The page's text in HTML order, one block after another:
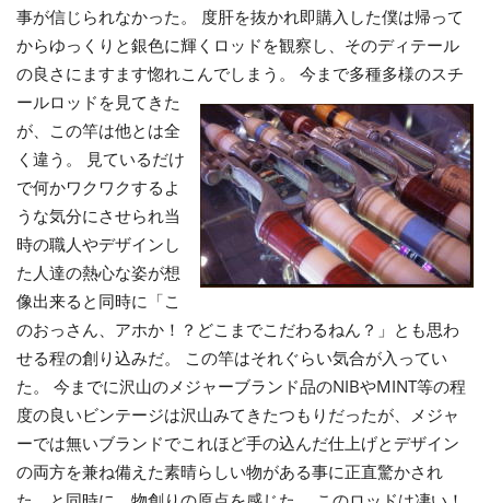
事が信じられなかった。 度肝を抜かれ即購入した僕は帰って
からゆっくりと銀色に輝くロッドを観察し、そのディテール
の良さにますます惚れこんでしまう。 今まで多種多様のスチ
ールロッドを見てきた
が、この竿は他とは全
く違う。 見ているだけ
で何かワクワクするよ
うな気分にさせられ当
時の職人やデザインし
た人達の熱心な姿が想
像出来ると同時に「こ
のおっさん、アホか！？どこまでこだわるねん？」とも思わ
せる程の創り込みだ。 この竿はそれぐらい気合が入ってい
た。 今までに沢山のメジャーブランド品のNIBやMINT等の程
度の良いビンテージは沢山みてきたつもりだったが、メジャ
ーでは無いブランドでこれほど手の込んだ仕上げとデザイン
の両方を兼ね備えた素晴らしい物がある事に正直驚かされ